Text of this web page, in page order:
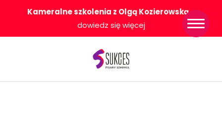
Kameralne szkolenia z Olgą Kozierowską-
dowiedz się więcej
Strona główna
Konkurs Sukces